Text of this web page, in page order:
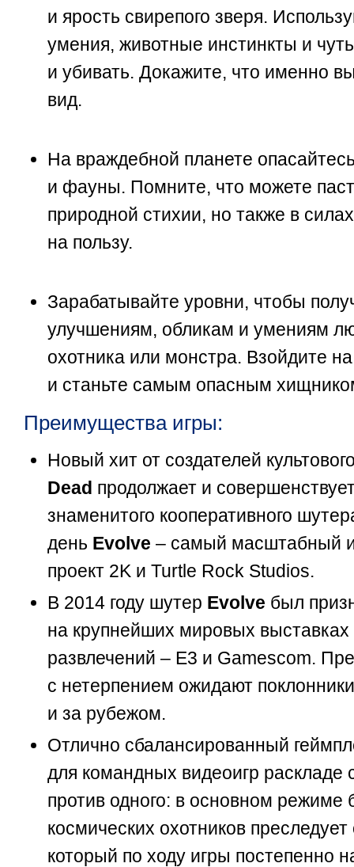
и ярость свирепого зверя.
умения, животные инстинкты и
и убивать. Докажите, что именно
вид.
На враждебной планете
и фауны. Помните, что можете
природной стихии, но также в
на пользу.
Зарабатывайте уровни, чтобы
улучшениям, обликам и умениям
охотника или монстра. Взойдите
и станьте самым опасным
Преимущества игры:
Новый хит от создателей
Dead продолжает и
знаменитого кооперативного
день Evolve – самый масштабный
проект 2K и Turtle Rock Studios.
В 2014 году шутер Evolve был
на крупнейших мировых выставках
развлечений – Е3 и Gamescom.
с нетерпением ожидают
и за рубежом.
Отлично сбалансированный
для командных видеоигр раскладе
против одного: в основном режиме
космических охотников
который по ходу игры постепенно